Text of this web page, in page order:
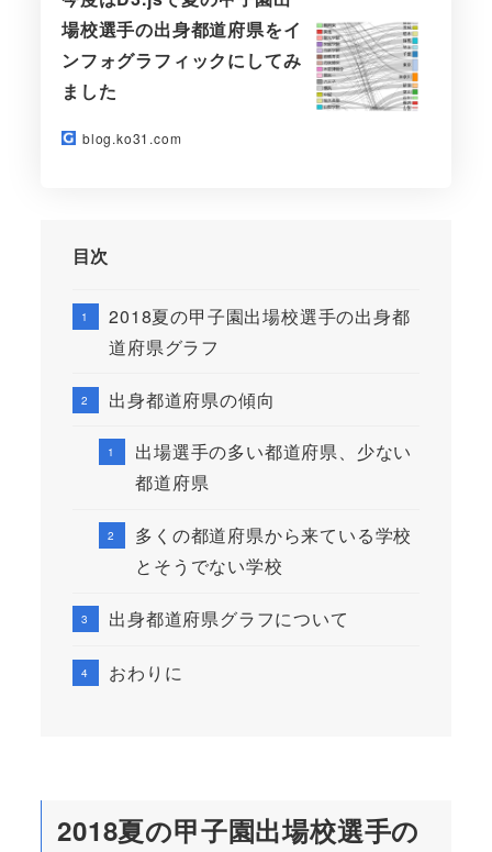
場校選手の出身都道府県をイ
ンフォグラフィックにしてみ
ました
blog.ko31.com
目次
2018夏の甲子園出場校選手の出身都
道府県グラフ
出身都道府県の傾向
出場選手の多い都道府県、少ない
都道府県
多くの都道府県から来ている学校
とそうでない学校
出身都道府県グラフについて
おわりに
2018夏の甲子園出場校選手の